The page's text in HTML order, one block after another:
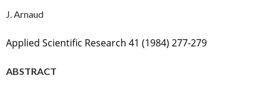
J. Arnaud
Applied Scientific Research 41 (1984) 277-279
ABSTRACT